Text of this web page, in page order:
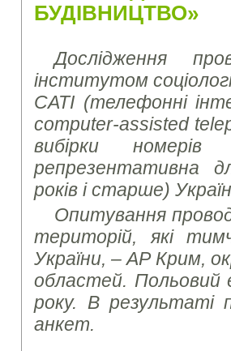
БУДІВНИЦТВО»
Дослідження
інститутом
CATI (телефонні
computer-assisted
вибірки номерів
репрезентативна
років і старше)
Опитування
територій, які
України, – АР Крим,
областей. Польовий
року. В результаті
анкет.